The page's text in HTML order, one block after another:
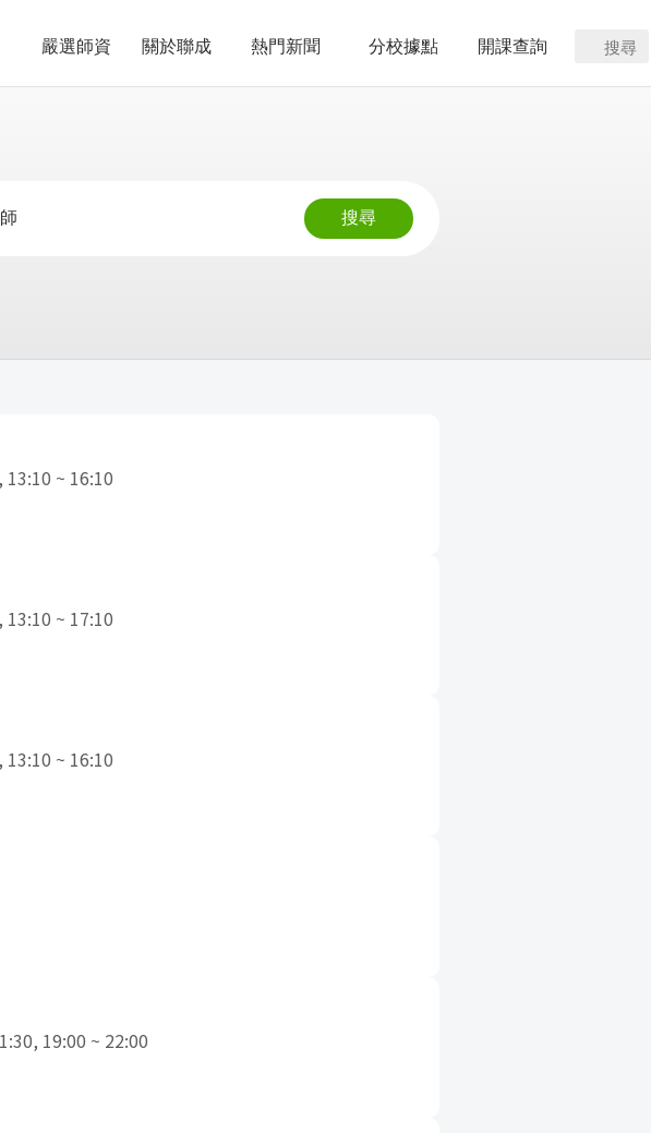
搜尋
開課查詢
分校據點
熱門新聞
關於聯成
嚴選師資
13:10 ~ 16:10
13:10 ~ 17:10
13:10 ~ 16:10
19:00 ~ 22:00